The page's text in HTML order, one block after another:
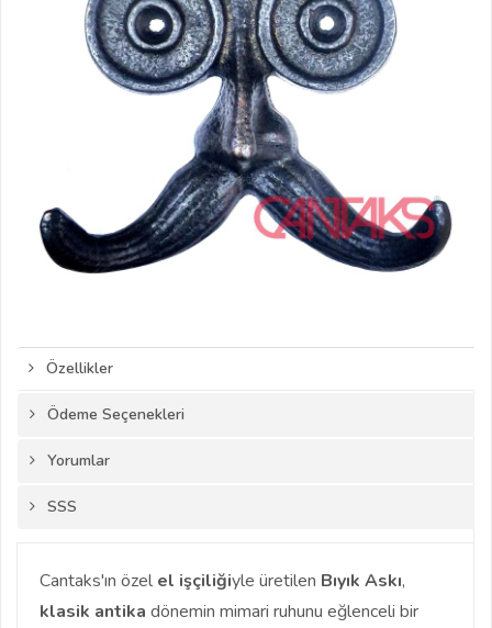
Özellikler
Ödeme Seçenekleri
Yorumlar
SSS
Cantaks'ın özel el işçiliğiyle üretilen Bıyık Askı,
klasik antika dönemin mimari ruhunu eğlenceli bir